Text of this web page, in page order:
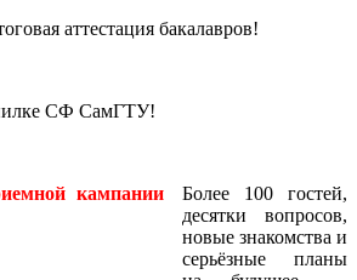
аттестация бакалавров!
СФ СамГТУ!
Более 100 гостей,
десятки вопросов,
новые знакомства и
серьёзные планы